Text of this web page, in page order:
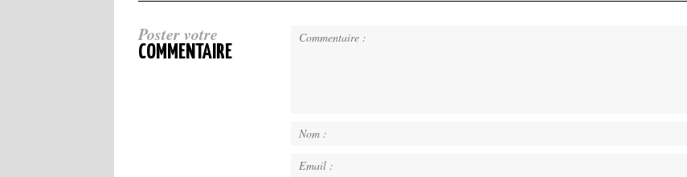
Poster votre
COMMENTAIRE